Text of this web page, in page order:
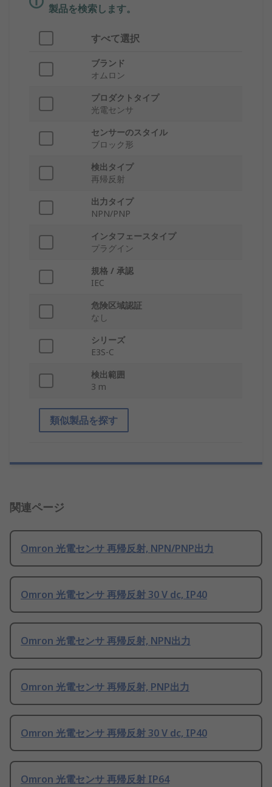
製品を検索します。
すべて選択
ブランド
オムロン
プロダクトタイプ
光電センサ
センサーのスタイル
ブロック形
検出タイプ
再帰反射
出力タイプ
NPN/PNP
インタフェースタイプ
プラグイン
規格 / 承認
IEC
危険区域認証
なし
シリーズ
E3S-C
検出範囲
3 m
類似製品を探す
関連ページ
Omron 光電センサ 再帰反射, NPN/PNP出力
Omron 光電センサ 再帰反射 30 V dc, IP40
Omron 光電センサ 再帰反射, NPN出力
Omron 光電センサ 再帰反射, PNP出力
Omron 光電センサ 再帰反射 30 V dc, IP40
Omron 光電センサ 再帰反射 IP64